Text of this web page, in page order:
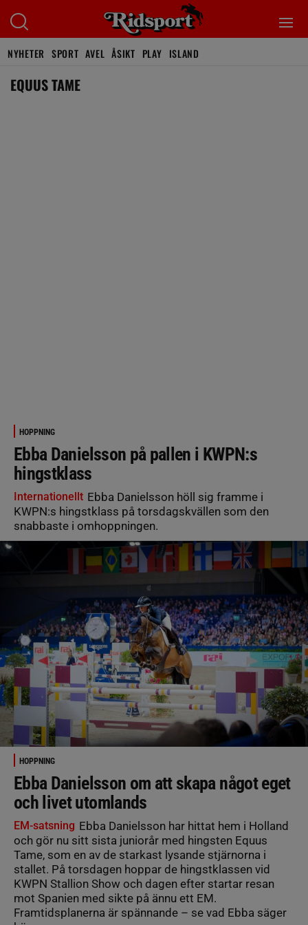
NYHETER SPORT AVEL ÅSIKT PLAY ISLAND
EQUUS TAME
HOPPNING
Ebba Danielsson på pallen i KWPN:s
hingstklass
Internationellt Ebba Danielsson höll sig framme i
KWPN:s hingstklass på torsdagskvällen som den
snabbaste i omhoppningen.
HOPPNING
Ebba Danielsson om att skapa något eget
och livet utomlands
EM-satsning Ebba Danielsson har hittat hem i Holland
och gör nu sitt sista juniorår med hingsten Equus
Tame, som en av de starkast lysande stjärnorna i
stallet. På torsdagen hoppar de hingstklassen vid
KWPN Stallion Show och dagen efter startar resan
mot Spanien med sikte på ännu ett EM.
Framtidsplanerna är spännande – se vad Ebba säger